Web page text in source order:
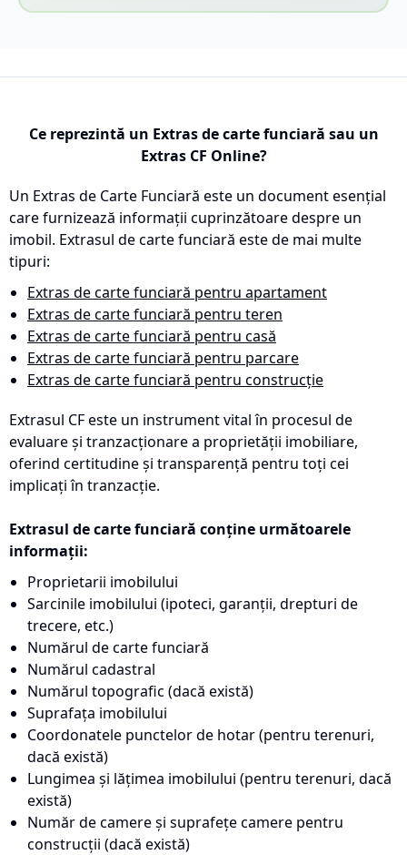
Ce reprezintă un Extras de carte funciară sau un
Extras CF Online?
Un Extras de Carte Funciară este un document esențial
care furnizează informații cuprinzătoare despre un
imobil. Extrasul de carte funciară este de mai multe
tipuri:
Extras de carte funciară pentru apartament
Extras de carte funciară pentru teren
Extras de carte funciară pentru casă
Extras de carte funciară pentru parcare
Extras de carte funciară pentru construcție
Extrasul CF este un instrument vital în procesul de
evaluare și tranzacționare a proprietății imobiliare,
oferind certitudine și transparență pentru toți cei
implicați în tranzacție.
Extrasul de carte funciară conține următoarele
informații:
Proprietarii imobilului
Sarcinile imobilului (ipoteci, garanții, drepturi de
trecere, etc.)
Numărul de carte funciară
Numărul cadastral
Numărul topografic (dacă există)
Suprafața imobilului
Coordonatele punctelor de hotar (pentru terenuri,
dacă există)
Lungimea și lățimea imobilului (pentru terenuri, dacă
există)
Număr de camere și suprafețe camere pentru
construcții (dacă există)